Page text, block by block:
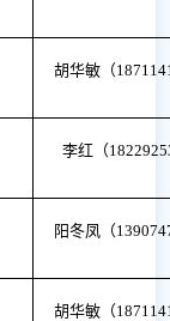
胡华敏（
李红（
阳冬凤（
胡华敏（